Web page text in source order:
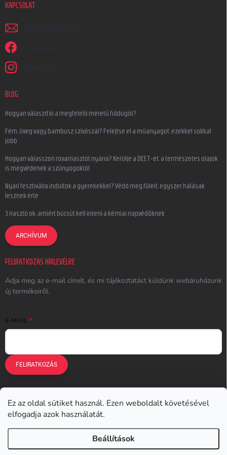
Ez az oldal sütiket használ. Ezen weboldalt követésével
elfogadja azok használatát.
Beállítások
KAPCSOLAT
irjon @ earplugs.hu
Facebook
earplugs.hu
BLOG
Hogyan válaszd ki a megfelelő méretű füldugót?
Fém, üveg vagy bambusz szívószál? Felejtse el a műanyagot, ezekkel sokkal
jobb
Hogyan válasszon rovarriasztót nyárra? Kerülje a DEET-et, a természetes olajok
is megvédenek a szúnyogoktól
Nyári fesztiválra indultok a gyerekekkel? Védd meg füleit, egyszer hálásak
lesznek érte
3 riasztó ok, amiért búcsút kell inteni a kémiai napvédőknek
ARCHÍVUM
FELIRATKOZÁS HÍRLEVÉLRE
Adja meg az e-mail címét, és mi tájékoztatást küldünk webáruházunk
új termékeiről.
E-MAIL
FELIRATKOZÁS
Earplugs.cz Earplugs.sk
Earplugs.at Earplugs.ro Lunesto.cz